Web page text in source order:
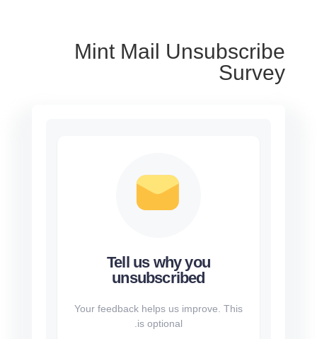
Mint Mail Unsubscribe
Survey
Tell us why you
unsubscribed
Your feedback helps us improve. This
is optional.